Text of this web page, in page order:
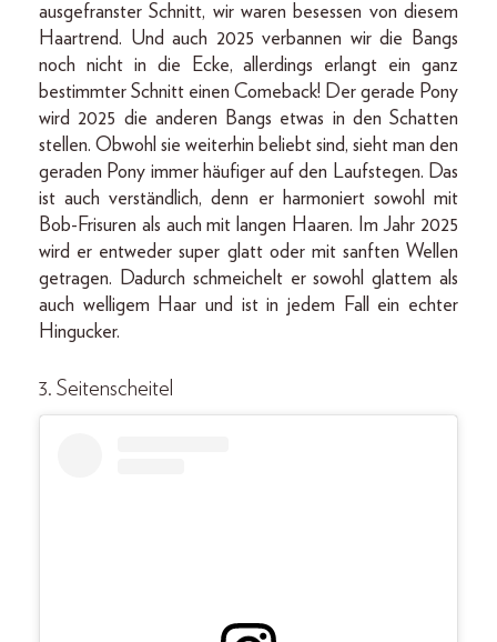
ausgefranster Schnitt, wir waren besessen von diesem
Haartrend. Und auch 2025 verbannen wir die Bangs
noch nicht in die Ecke, allerdings erlangt ein ganz
bestimmter Schnitt einen Comeback! Der gerade Pony
wird 2025 die anderen Bangs etwas in den Schatten
stellen. Obwohl sie weiterhin beliebt sind, sieht man den
geraden Pony immer häufiger auf den Laufstegen. Das
ist auch verständlich, denn er harmoniert sowohl mit
Bob-Frisuren als auch mit langen Haaren. Im Jahr 2025
wird er entweder super glatt oder mit sanften Wellen
getragen. Dadurch schmeichelt er sowohl glattem als
auch welligem Haar und ist in jedem Fall ein echter
Hingucker.
3. Seitenscheitel